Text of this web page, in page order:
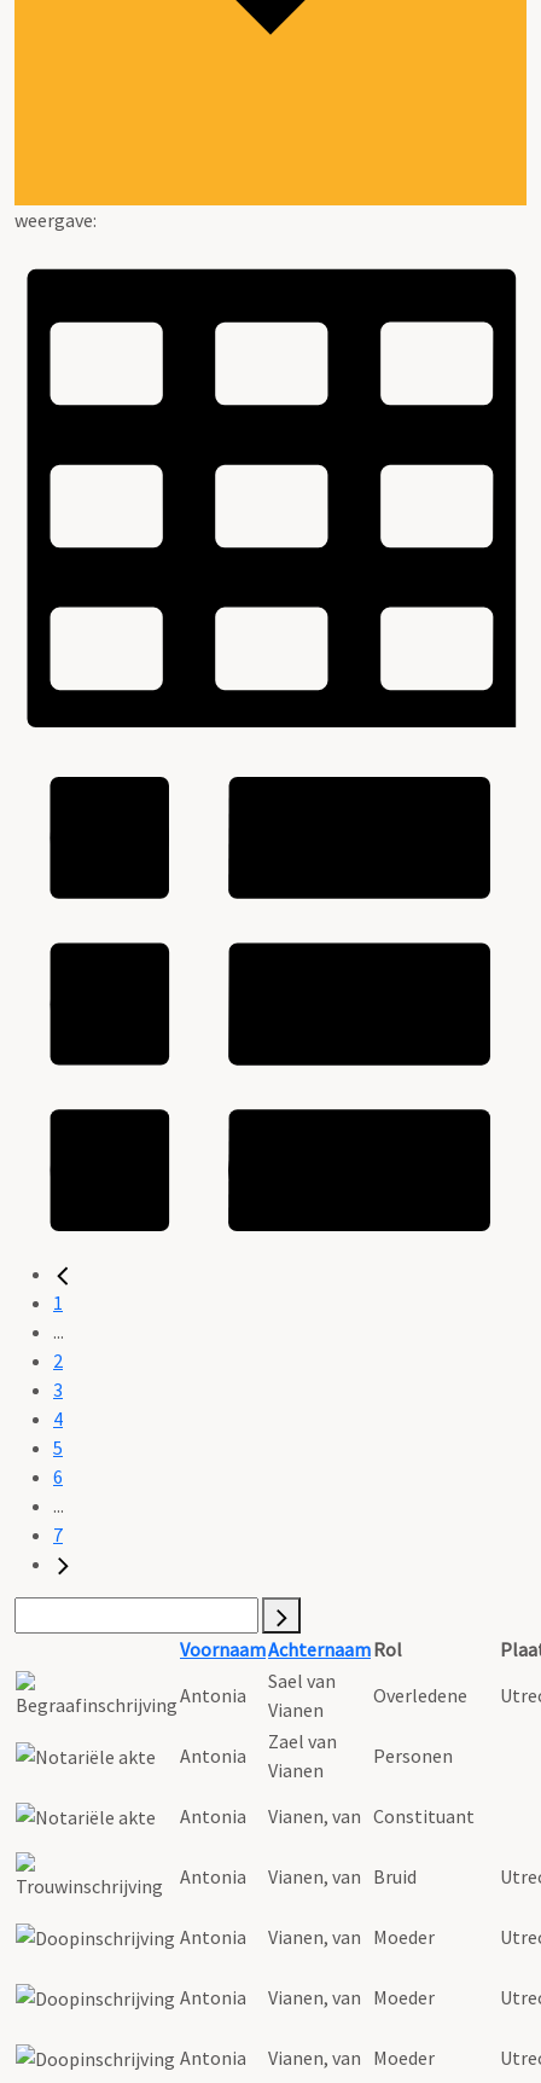
weergave:
1
...
2
3
4
5
6
...
7
VoornaamAchternaamRol
Antonia
Sael van
Vianen
Overledene
Antonia
Zael van
Vianen
Personen
Antonia Vianen, van Constituant
Antonia Vianen, van Bruid
Antonia Vianen, van Moeder
Antonia Vianen, van Moeder
Antonia Vianen, van Moeder